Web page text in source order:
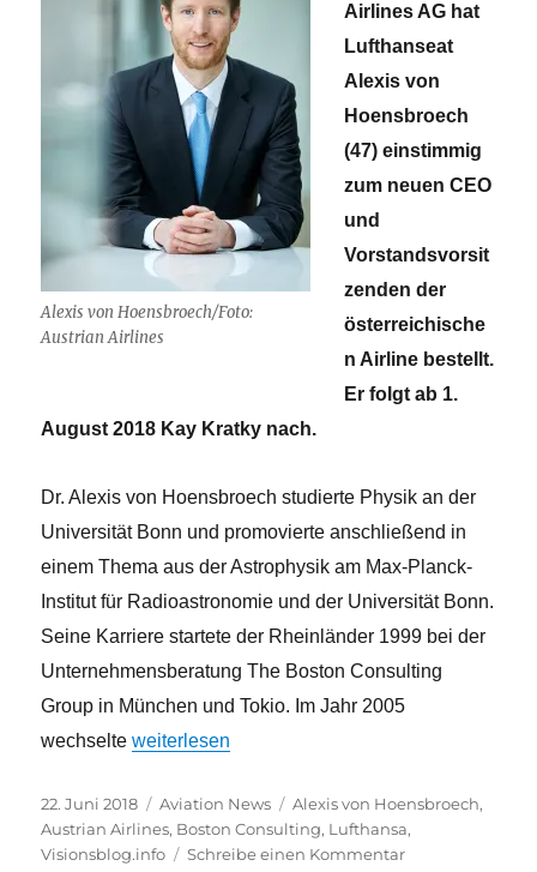
Alexis von Hoensbroech/Foto:
Austrian Airlines
Airlines AG hat
Lufthanseat
Alexis von
Hoensbroech
(47) einstimmig
zum neuen CEO
und
Vorstandsvorsit
zenden der
österreichische
n Airline bestellt.
Er folgt ab 1.
August 2018 Kay Kratky nach.
Dr. Alexis von Hoensbroech studierte Physik an der
Universität Bonn und promovierte anschließend in
einem Thema aus der Astrophysik am Max-Planck-
Institut für Radioastronomie und der Universität Bonn.
Seine Karriere startete der Rheinländer 1999 bei der
Unternehmensberatung The Boston Consulting
Group in München und Tokio. Im Jahr 2005
wechselte„Alexis von Hoensbroech wird neuer AUA-Chef“
weiterlesen
Veröffentlicht
am
22. Juni 2018 Kategorien
Aviation News Schlagwörter
Alexis von Hoensbroech,
Austrian Airlines, Boston Consulting, Lufthansa,
Visionsblog.info
Schreibe einen Kommentarzu